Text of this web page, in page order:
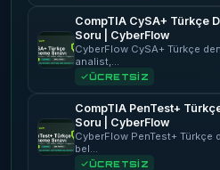
CompTIA CySA+ Türkçe
Soru | CyberFlow
CyberFlow CySA+ Türkçe
analist,…
ÜCRETSİZ
CompTIA PenTest+
Soru | CyberFlow
CyberFlow PenTest+ Türkçe
bel…
ÜCRETSİZ